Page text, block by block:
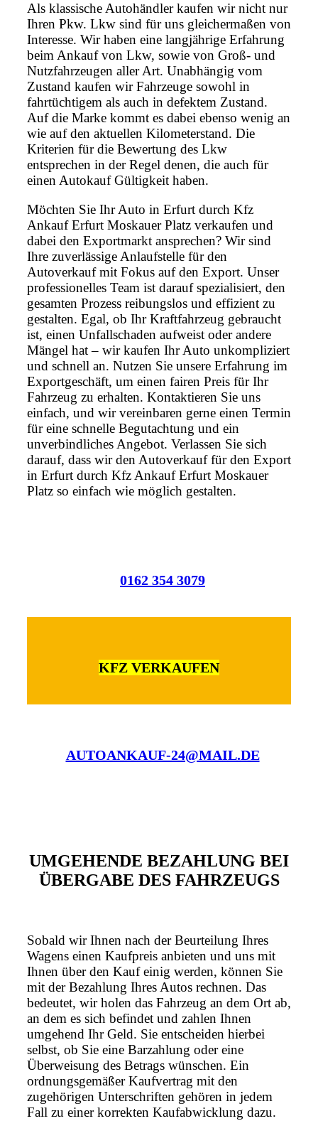
Als klassische Autohändler kaufen wir nicht nur
Ihren Pkw. Lkw sind für uns gleichermaßen von
Interesse. Wir haben eine langjährige Erfahrung
beim Ankauf von Lkw, sowie von Groß- und
Nutzfahrzeugen aller Art. Unabhängig vom
Zustand kaufen wir Fahrzeuge sowohl in
fahrtüchtigem als auch in defektem Zustand.
Auf die Marke kommt es dabei ebenso wenig an
wie auf den aktuellen Kilometerstand. Die
Kriterien für die Bewertung des Lkw
entsprechen in der Regel denen, die auch für
einen Autokauf Gültigkeit haben.
Möchten Sie Ihr Auto in Erfurt durch Kfz
Ankauf Erfurt Moskauer Platz verkaufen und
dabei den Exportmarkt ansprechen? Wir sind
Ihre zuverlässige Anlaufstelle für den
Autoverkauf mit Fokus auf den Export. Unser
professionelles Team ist darauf spezialisiert, den
gesamten Prozess reibungslos und effizient zu
gestalten. Egal, ob Ihr Kraftfahrzeug gebraucht
ist, einen Unfallschaden aufweist oder andere
Mängel hat – wir kaufen Ihr Auto unkompliziert
und schnell an. Nutzen Sie unsere Erfahrung im
Exportgeschäft, um einen fairen Preis für Ihr
Fahrzeug zu erhalten. Kontaktieren Sie uns
einfach, und wir vereinbaren gerne einen Termin
für eine schnelle Begutachtung und ein
unverbindliches Angebot. Verlassen Sie sich
darauf, dass wir den Autoverkauf für den Export
in Erfurt durch Kfz Ankauf Erfurt Moskauer
Platz so einfach wie möglich gestalten.
0162 354 3079
KFZ VERKAUFEN
AUTOANKAUF-24@MAIL.DE
UMGEHENDE BEZAHLUNG BEI
ÜBERGABE DES FAHRZEUGS
Sobald wir Ihnen nach der Beurteilung Ihres
Wagens einen Kaufpreis anbieten und uns mit
Ihnen über den Kauf einig werden, können Sie
mit der Bezahlung Ihres Autos rechnen. Das
bedeutet, wir holen das Fahrzeug an dem Ort ab,
an dem es sich befindet und zahlen Ihnen
umgehend Ihr Geld. Sie entscheiden hierbei
selbst, ob Sie eine Barzahlung oder eine
Überweisung des Betrags wünschen. Ein
ordnungsgemäßer Kaufvertrag mit den
zugehörigen Unterschriften gehören in jedem
Fall zu einer korrekten Kaufabwicklung dazu.